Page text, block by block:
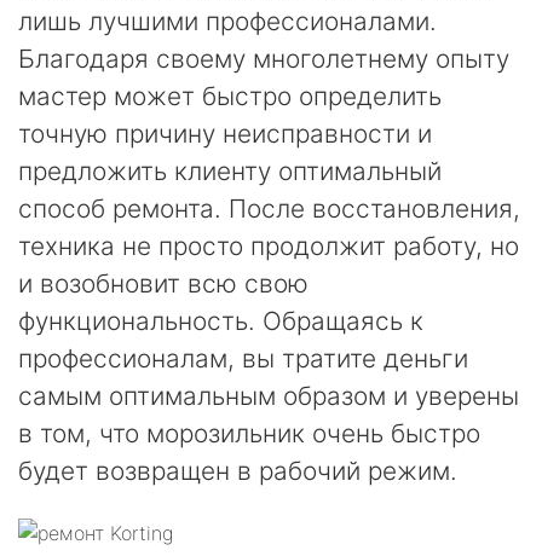
лишь лучшими профессионалами.
Благодаря своему многолетнему опыту
мастер может быстро определить
точную причину неисправности и
предложить клиенту оптимальный
способ ремонта. После восстановления,
техника не просто продолжит работу, но
и возобновит всю свою
функциональность. Обращаясь к
профессионалам, вы тратите деньги
самым оптимальным образом и уверены
в том, что морозильник очень быстро
будет возвращен в рабочий режим.